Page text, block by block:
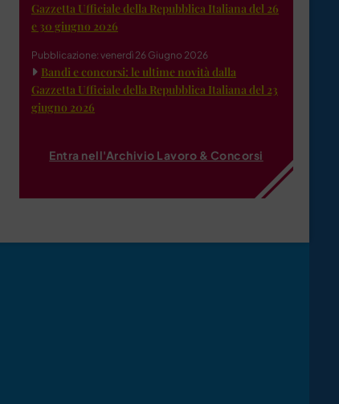
Gazzetta Ufficiale della Repubblica Italiana del 26
e 30 giugno 2026
Pubblicazione: venerdì 26 Giugno 2026
Bandi e concorsi: le ultime novità dalla
Gazzetta Ufficiale della Repubblica Italiana del 23
giugno 2026
Entra nell'Archivio Lavoro & Concorsi